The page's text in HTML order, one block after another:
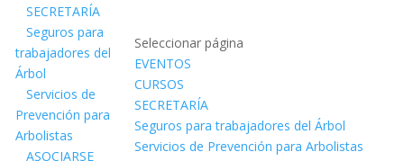
SECRETARÍA
Seguros para
trabajadores del
Árbol
Servicios de
Prevención para
Arbolistas
ASOCIARSE
Seleccionar página
EVENTOS
CURSOS
SECRETARÍA
Seguros para trabajadores del Árbol
Servicios de Prevención para Arbolistas